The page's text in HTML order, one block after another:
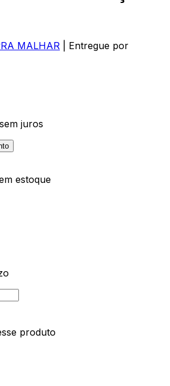
MALHAR
| Entregue por
sem juros
estoque
produto